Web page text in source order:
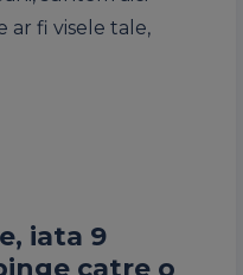
ar fi visele tale,
iata 9
catre o